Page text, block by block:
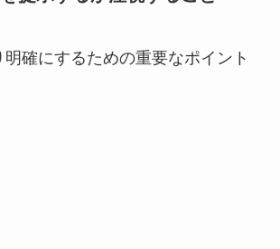
確にするための重要なポイント